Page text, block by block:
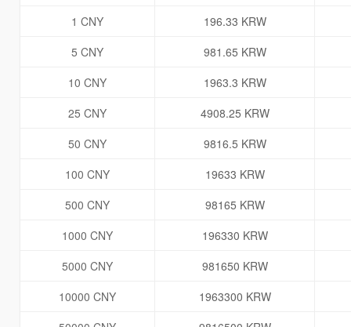
1 CNY
196.33 KRW
5 CNY
981.65 KRW
10 CNY
1963.3 KRW
25 CNY
4908.25 KRW
50 CNY
9816.5 KRW
100 CNY
19633 KRW
500 CNY
98165 KRW
1000 CNY
196330 KRW
5000 CNY
981650 KRW
10000 CNY
1963300 KRW